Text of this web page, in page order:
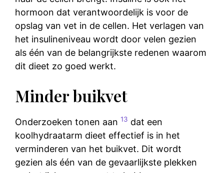
hormoon dat verantwoordelijk is voor de
opslag van vet in de cellen. Het verlagen van
het insulineniveau wordt door velen gezien
als één van de belangrijkste redenen waarom
dit dieet zo goed werkt.
Minder buikvet
Onderzoeken tonen aan 13 dat een
koolhydraatarm dieet effectief is in het
verminderen van het buikvet. Dit wordt
gezien als één van de gevaarlijkste plekken